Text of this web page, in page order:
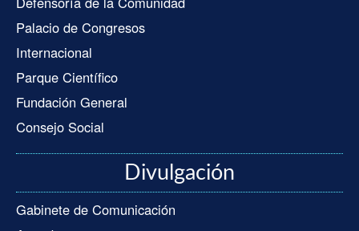
Palacio de Congresos
Internacional
Parque Científico
Fundación General
Consejo Social
Divulgación
Gabinete de Comunicación